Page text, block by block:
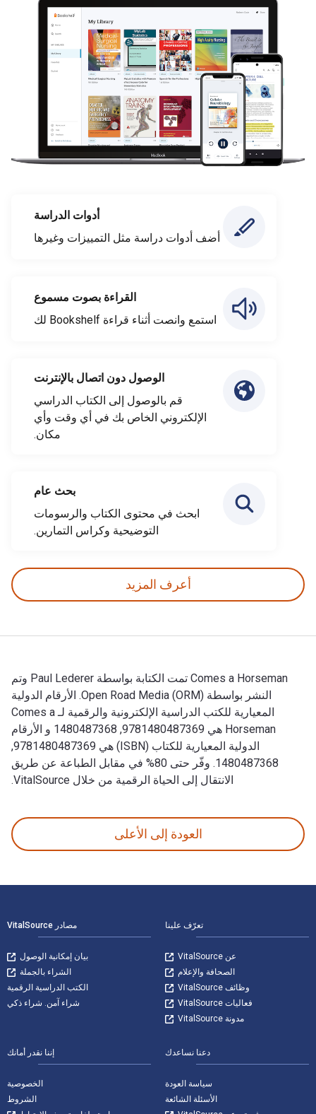
أدوات الدراسة
أضف أدوات دراسة مثل التمييزات وغيرها
القراءة بصوت مسموع
استمع وانصت أثناء قراءة Bookshelf لك
الوصول دون اتصال بالإنترنت
قم بالوصول إلى الكتاب الدراسي
الإلكتروني الخاص بك في أي وقت وأي
مكان.
بحث عام
ابحث في محتوى الكتاب والرسومات
التوضيحية وكراس التمارين.
أعرف المزيد
Comes a Horseman تمت الكتابة بواسطة Paul Lederer وتم
النشر بواسطة Open Road Media (ORM). الأرقام الدولية
المعيارية للكتب الدراسية الإلكترونية والرقمية لـ Comes a
Horseman هي 9781480487369, 1480487368 و الأرقام
الدولية المعيارية للكتاب (ISBN) هي 9781480487369,
1480487368. وفّر حتى 80% في مقابل الطباعة عن طريق
الانتقال إلى الحياة الرقمية من خلال VitalSource.
العودة إلى الأعلى
تعرّف علينا
عن VitalSource
الصحافة والإعلام
وظائف VitalSource
فعاليات VitalSource
مدونة VitalSource
مصادر VitalSource
بيان إمكانية الوصول
الشراء بالجملة
الكتب الدراسية الرقمية
شراء آمن. شراء ذكي
دعنا نساعدك
سياسة العودة
الأسئلة الشائعة
إننا نقدر أمانك
الخصوصية
الشروط